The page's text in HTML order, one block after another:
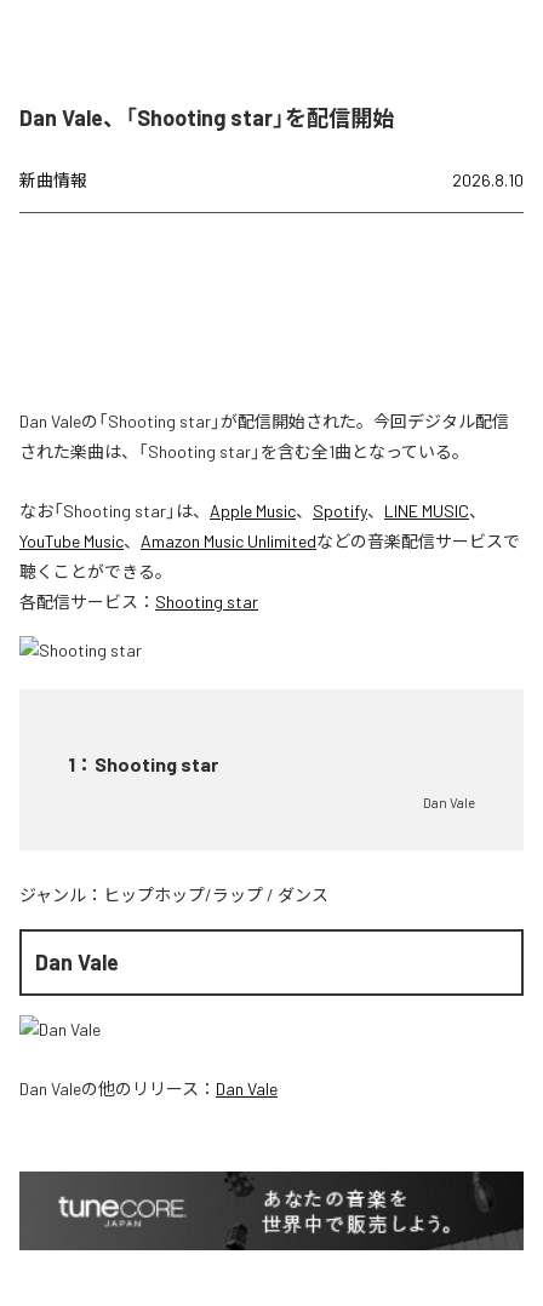
Dan Vale、「Shooting star」を配信開始
新曲情報 2026.8.10
Dan Valeの「Shooting star」が配信開始された。今回デジタル配信
された楽曲は、「Shooting star」を含む全1曲となっている。
なお「Shooting star」は、 Apple Music、 Spotify、 LINE MUSIC、
YouTube Music、 Amazon Music Unlimitedなどの音楽配信サービスで
聴くことができる。
各配信サービス： Shooting star
1 ： Shooting star
Dan Vale
ジャンル： ヒップホップ/ラップ / ダンス
Dan Vale
Dan Valeの他のリリース： Dan Vale